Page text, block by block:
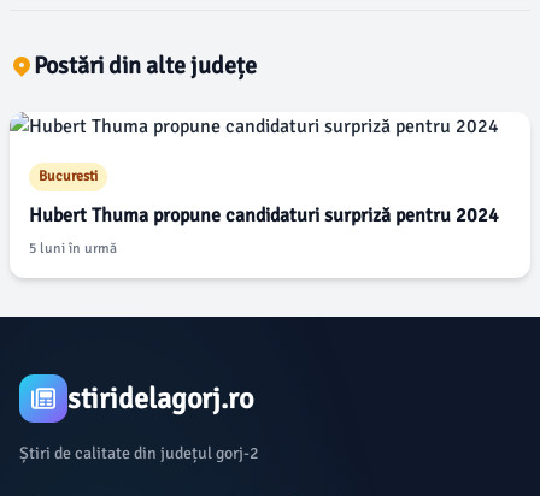
Postări din alte județe
Bucuresti
Hubert Thuma propune candidaturi surpriză pentru 2024
5 luni în urmă
stiridelagorj.ro
Știri de calitate din județul gorj-2